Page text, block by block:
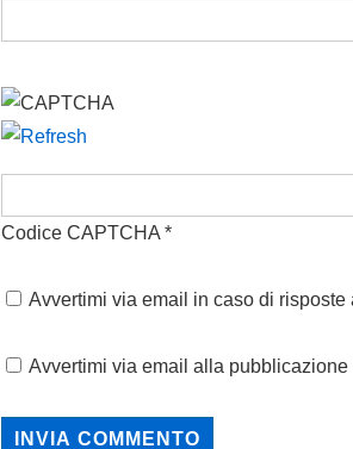
Codice CAPTCHA *
Avvertimi via email in caso di risposte
Avvertimi via email alla pubblicazione